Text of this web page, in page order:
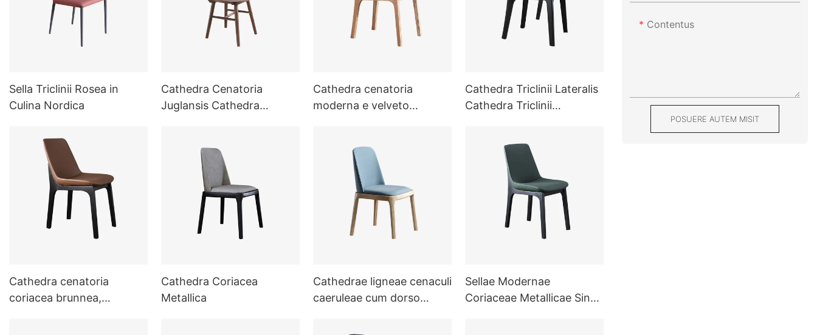
Sella Triclinii Rosea in
Culina Nordica
Cathedra Cenatoria
Juglansis Cathedra
Cathedra cenatoria
moderna e velveto
Cathedra Triclinii Lateralis
Cathedra Triclinii
Cathedra cenatoria
coriacea brunnea,
Cathedra Coriacea
Metallica
Cathedrae ligneae cenaculi
caeruleae cum dorso
Sellae Modernae
Coriaceae Metallicae Sine
Contentus
POSUERE AUTEM MISIT